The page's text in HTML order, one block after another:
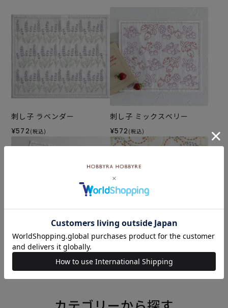
刺し子 ラベンダー
¥572 (税込)
刺し子 ミックスベリー
¥572 (税込)
刺し子 線香花火
¥572(税込)